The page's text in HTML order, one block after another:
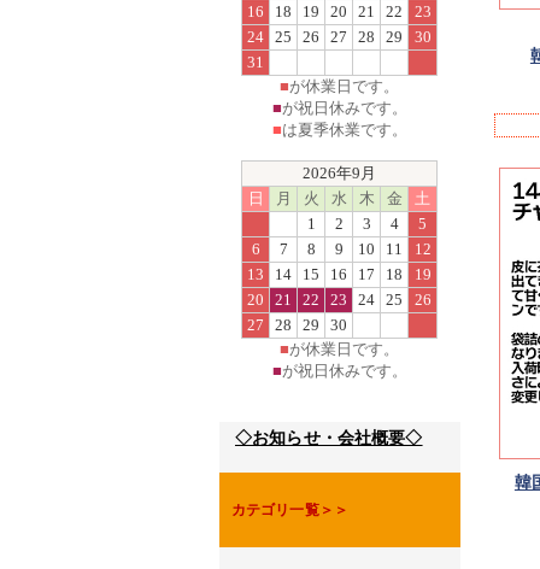
16
18 19 20 21 22
23
24 25 26 27 28 29
30
31
■が休業日です。
■が祝日休みです。
■は夏季休業です。
2026年9月
日
月 火 水 木 金
土
1
2 3 4
5
6
7 8 9 10 11
12
13
14 15 16 17 18
19
20
21 22 23 24 25
26
27
28 29
30
■が休業日です。
■が祝日休みです。
◇お知らせ・会社概要◇
カテゴリ一覧＞＞
韓